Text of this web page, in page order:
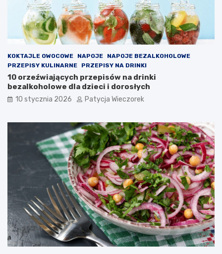
KOKTAJLE OWOCOWE NAPOJE
NAPOJE BEZALKOHOLOWE
PRZEPISY KULINARNE
PRZEPISY NA DRINKI
10 orzeźwiających przepisów na drinki
bezalkoholowe dla dzieci i dorosłych
10 stycznia 2026 Patycja Wieczorek